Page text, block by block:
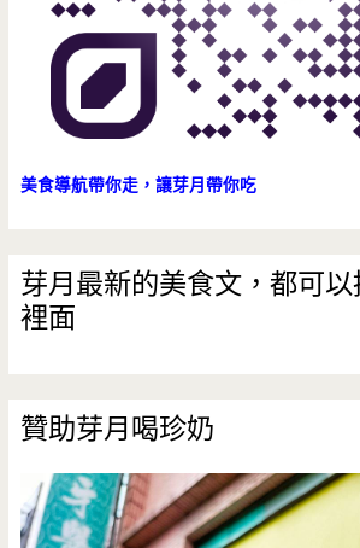
美食導航帶你走，讓芽月帶你吃
芽月最新的美食文，都可
裡面
贊助芽月喝珍奶